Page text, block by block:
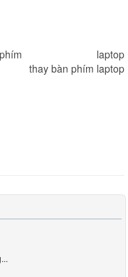
laptop
thay bàn phím laptop